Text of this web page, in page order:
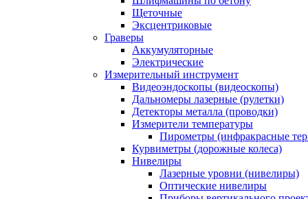
Щеточные
Эксцентриковые
Граверы
Аккумуляторные
Электрические
Измерительный инструмент
Видеоэндоскопы (видеоскопы)
Дальномеры лазерные (рулетки)
Детекторы металла (проводки)
Измерители температуры
Пирометры (инфракрасные
Курвиметры (дорожные колеса)
Нивелиры
Лазерные уровни (нивелиры)
Оптические нивелиры